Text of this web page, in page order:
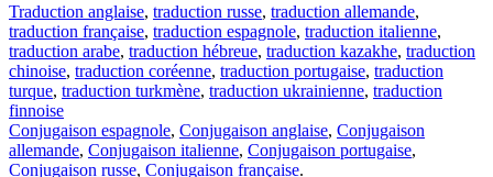
Traduction anglaise, traduction russe, traduction allemande,
traduction française, traduction espagnole, traduction italienne,
traduction arabe, traduction hébreue, traduction kazakhe, traduction
chinoise, traduction coréenne, traduction portugaise, traduction
turque, traduction turkmène, traduction ukrainienne, traduction
finnoise
Conjugaison espagnole, Conjugaison anglaise, Conjugaison
allemande, Conjugaison italienne, Conjugaison portugaise,
Conjugaison russe, Conjugaison française.